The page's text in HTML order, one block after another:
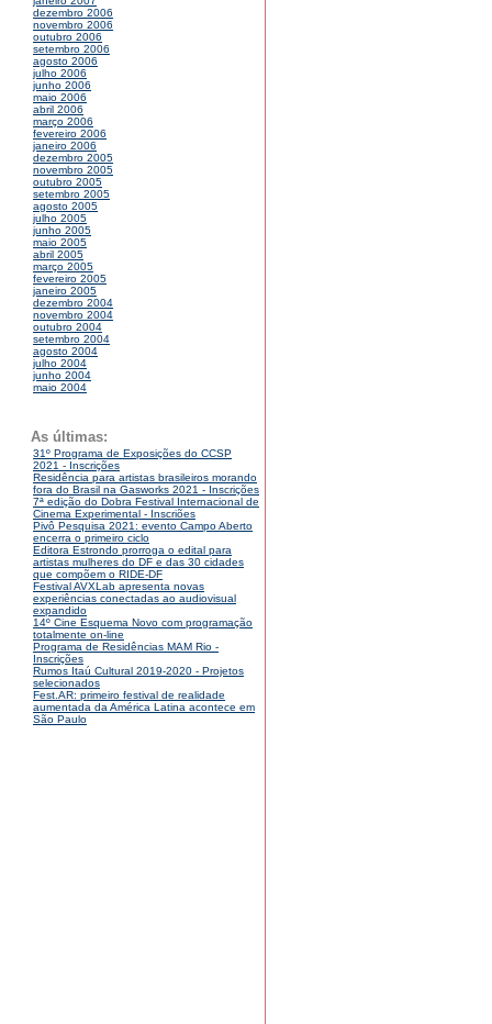
dezembro 2006
novembro 2006
outubro 2006
setembro 2006
agosto 2006
julho 2006
junho 2006
maio 2006
abril 2006
março 2006
fevereiro 2006
janeiro 2006
dezembro 2005
novembro 2005
outubro 2005
setembro 2005
agosto 2005
julho 2005
junho 2005
maio 2005
abril 2005
março 2005
fevereiro 2005
janeiro 2005
dezembro 2004
novembro 2004
outubro 2004
setembro 2004
agosto 2004
julho 2004
junho 2004
maio 2004
As últimas:
31º Programa de Exposições do CCSP
2021 - Inscrições
Residência para artistas brasileiros morando
fora do Brasil na Gasworks 2021 - Inscrições
7ª edição do Dobra Festival Internacional de
Cinema Experimental - Inscriões
Pivô Pesquisa 2021: evento Campo Aberto
encerra o primeiro ciclo
Editora Estrondo prorroga o edital para
artistas mulheres do DF e das 30 cidades
que compõem o RIDE-DF
Festival AVXLab apresenta novas
experiências conectadas ao audiovisual
expandido
14º Cine Esquema Novo com programação
totalmente on-line
Programa de Residências MAM Rio -
Inscrições
Rumos Itaú Cultural 2019-2020 - Projetos
selecionados
Fest.AR: primeiro festival de realidade
aumentada da América Latina acontece em
São Paulo